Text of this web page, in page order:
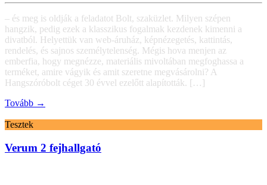
– és meg is oldják a feladatot Bolt, szaküzlet. Milyen szépen
hangzik, pedig ezek a klasszikus fogalmak kezdenek kimenni a
divatból. Helyettük van web-áruház, képnézegetés, kattintás,
rendelés, és sajnos személytelenség. Mégis hova menjen az
emberfia, hogy megnézze, materiális mivoltában megfoghassa a
terméket, amire vágyik és amit szeretne megvásárolni? A
Hangszóróbolt céget 30 évvel ezelőtt alapították. […]
Tovább →
Tesztek
Verum 2 fejhallgató